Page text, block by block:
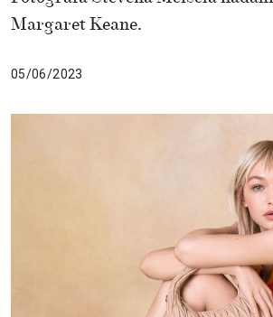
Margaret Keane.
05/06/2023